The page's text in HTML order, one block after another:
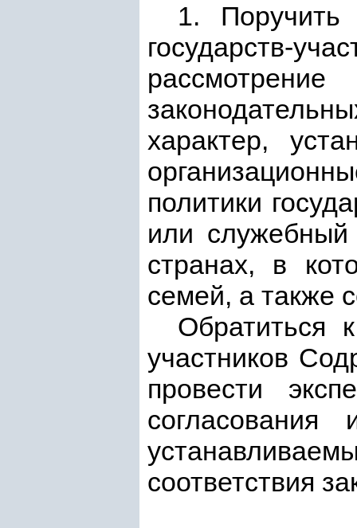
1. Поручить
государств-
характер,
политики
или служебный
странах, в
семей, а также
Обратиться
участников
провести
соответствия